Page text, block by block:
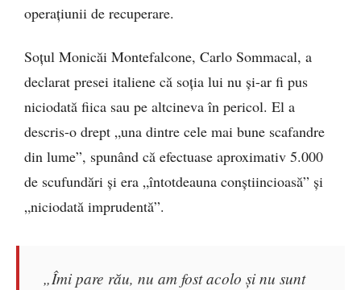
operațiunii de recuperare.
Soțul Monicăi Montefalcone, Carlo Sommacal, a
declarat presei italiene că soția lui nu și-ar fi pus
niciodată fiica sau pe altcineva în pericol. El a
descris-o drept „una dintre cele mai bune scafandre
din lume”, spunând că efectuase aproximativ 5.000
de scufundări și era „întotdeauna conștiincioasă” și
„niciodată imprudentă”.
„Îmi pare rău, nu am fost acolo și nu sunt